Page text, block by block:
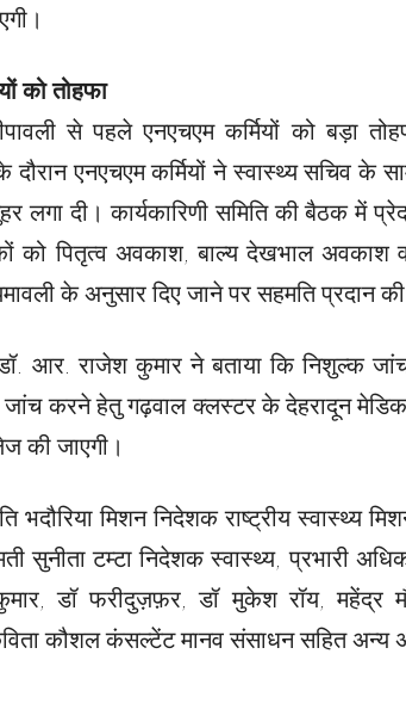
को तोहफा
से पहले एनएचएम कर्मियों को बड़ा
एनएचएम कर्मियों ने स्वास्थ्य सचिव के
लगा दी। कार्यकारिणी समिति की बैठक में
को पितृत्व अवकाश, बाल्य देखभाल
के अनुसार दिए जाने पर सहमति प्रदान
आर. राजेश कुमार ने बताया कि निशुल्क
जांच करने हेतु गढ़वाल क्लस्टर के देहरादून
की जाएगी।
भदौरिया मिशन निदेशक राष्ट्रीय स्वास्थ्य
सुनीता टम्टा निदेशक स्वास्थ्य, प्रभारी
डॉ फरीदुज़फ़र, डॉ मुकेश रॉय, महेंद्र
कौशल कंसल्टेंट मानव संसाधन सहित अन्य